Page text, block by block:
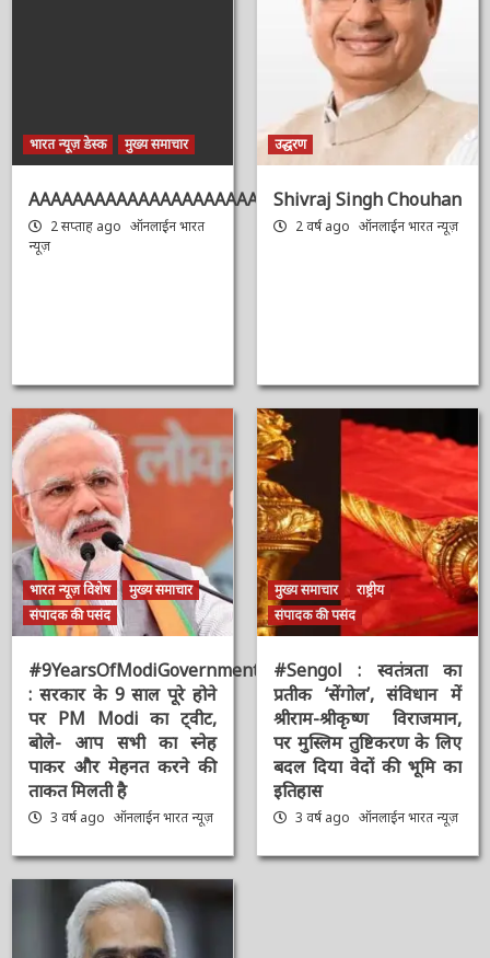
AAAAAAAAAAAAAAAAAAAAAAAAAAAAAAAAA
Shivraj Singh
भारत न्यूज़ विशेष
मुख्य समाचार
#9YearsOfModiGovernment
: सरकार के 9 साल पूरे होने
पर PM Modi का ट्वीट,
बोले- आप सभी का स्नेह
पाकर और मेहनत करने की
ताकत मिलती है
3 वर्ष ago ऑनलाईन भारत
मुख्य समाचार
राष्ट्रीय
#Sengol : स्वतंत्रता का
प्रतीक ‘सेंगोल’, संविधान में
श्रीराम-श्रीकृष्ण विराजमान,
पर मुस्लिम तुष्टिकरण के
लिए बदल दिया वेदों की भूमि
का इतिहास
3 वर्ष ago ऑनलाईन भारत